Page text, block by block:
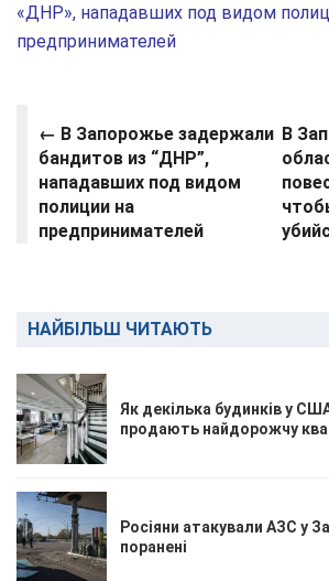
«ДНР», нападавших под видом
предпринимателей
← В Запорожье задержали
бандитов из “ДНР”,
нападавших под видом
полиции на
предпринимателей
В
НАЙБІЛЬШ ЧИТАЮТЬ
Як декілька будинків у
продають найдорожчу
Росіяни атакували АЗС у
поранені